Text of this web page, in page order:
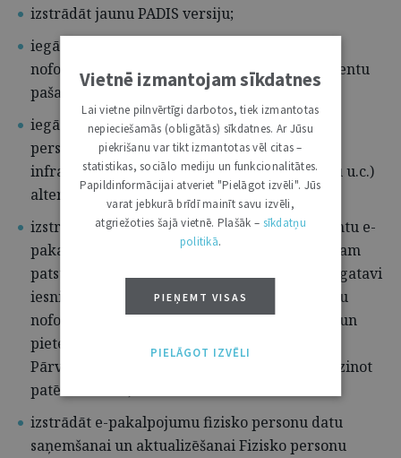
izstrādāt jaunu PADIS versiju;
iegādāties personu apliecinošu dokumentu
noformēšanas darba vietu aprīkojumu un klientu
pašapkalpošanās kioskus;
iegādāties personu apliecinošu dokumentu
personalizācijai nepieciešamo tehnisko
infrastruktūru (aprīkojumu, programmatūru u.c.)
alternatīvajai lokācijai;
izstrādāt jaunu personu apliecinošu dokumentu e-
pakalpojumu, kurš nodrošinās iespēju klientam
patstāvīgi (sev ērtā laikā un vietā) izveidot sagatavi
iesniegumam personu apliecinošu dokumentu
noformēšanai, veikt valsts nodevas apmaksu un
pieteikties pakalpojuma saņemšanai klātienē
Pārvaldes teritoriālajā nodaļā, tādējādi samazinot
patērēto laiku;
izstrādāt e-pakalpojumu fizisko personu datu
saņemšanai un aktualizēšanai Fizisko personu
Vietnē izmantojam sīkdatnes
Lai vietne pilnvērtīgi darbotos, tiek izmantotas
nepieciešamās (obligātās) sīkdatnes. Ar Jūsu
piekrišanu var tikt izmantotas vēl citas –
statistikas, sociālo mediju un funkcionalitātes.
Papildinformācijai atveriet "Pielāgot izvēli". Jūs
varat jebkurā brīdī mainīt savu izvēli,
atgriežoties šajā vietnē. Plašāk – sīkdatņu
politikā.
PIEŅEMT VISAS
PIELĀGOT IZVĒLI